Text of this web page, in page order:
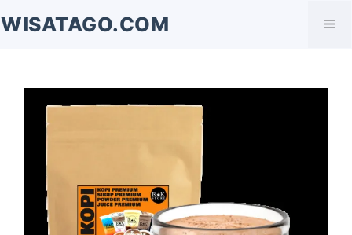
ke
WISATAGO.COM